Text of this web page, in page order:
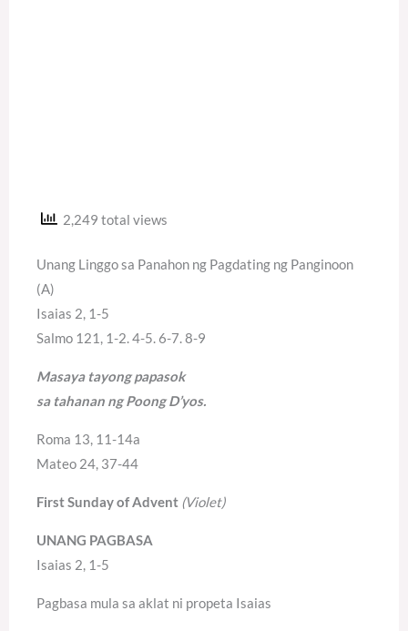
2,249 total views
Unang Linggo sa Panahon ng Pagdating ng Panginoon
(A)
Isaias 2, 1-5
Salmo 121, 1-2. 4-5. 6-7. 8-9
Masaya tayong papasok
sa tahanan ng Poong D’yos.
Roma 13, 11-14a
Mateo 24, 37-44
First Sunday of Advent (Violet)
UNANG PAGBASA
Isaias 2, 1-5
Pagbasa mula sa aklat ni propeta Isaias